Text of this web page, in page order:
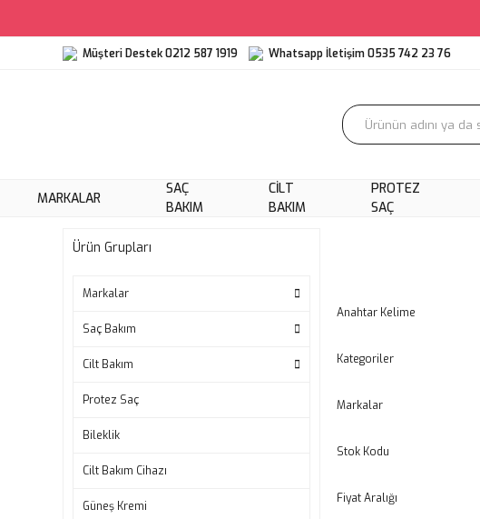
Müşteri Destek 0212 587 1919 Whatsapp İletişim 0535 742 23 76
MARKALAR
SAÇ
BAKIM
CILT
BAKIM
PROTEZ
SAÇ
Ürün Grupları
Markalar
Saç Bakım
Cilt Bakım
Protez Saç
Bileklik
Cilt Bakım Cihazı
Güneş Kremi
Anahtar Kelime
Kategoriler
Markalar
Stok Kodu
Fiyat Aralığı